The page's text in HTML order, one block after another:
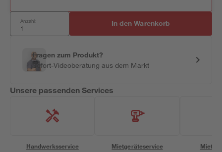
Anzahl: In den Warenkorb
Fragen zum Produkt?
Sofort-Videoberatung aus dem Markt
Unsere passenden Services
Handwerksservice Mietgeräteservice